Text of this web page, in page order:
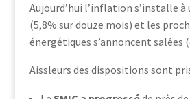
Aujourd’hui l’inflation s’installe à
(5,8% sur douze mois) et les
énergétiques s’annoncent salées
Aissleurs des dispositions sont